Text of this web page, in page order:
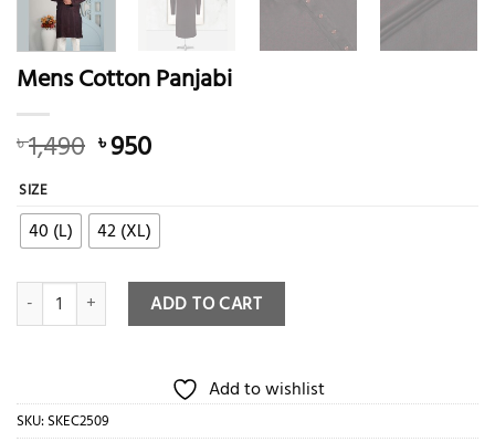
Mens Cotton Panjabi
৳1,490 Original
৳ 1,490.
৳950Current
৳ 950.
SIZE
40 (L) 42 (XL)
Mens Cotton Panjabi quantity
ADD TO CART
Add to wishlist
SKU: SKEC2509